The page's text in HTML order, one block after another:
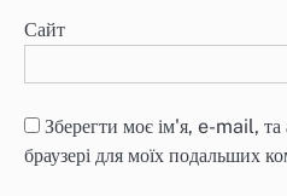
Сайт
Зберегти моє ім'я, e-mail, та
браузері для моїх подальших